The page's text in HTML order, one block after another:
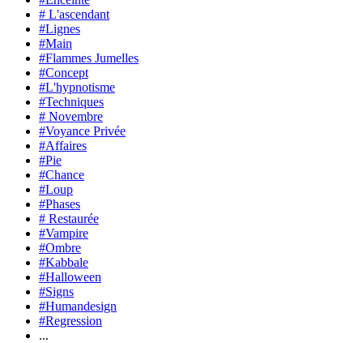
# L'ascendant
#Lignes
#Main
#Flammes Jumelles
#Concept
#L'hypnotisme
#Techniques
# Novembre
#Voyance Privée
#Affaires
#Pie
#Chance
#Loup
#Phases
# Restaurée
#Vampire
#Ombre
#Kabbale
#Halloween
#Signs
#Humandesign
#Regression
...